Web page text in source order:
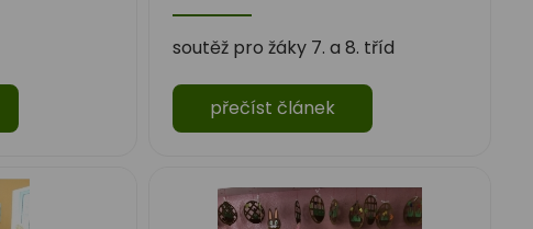
soutěž pro žáky 7. a 8. tříd
přečíst článek